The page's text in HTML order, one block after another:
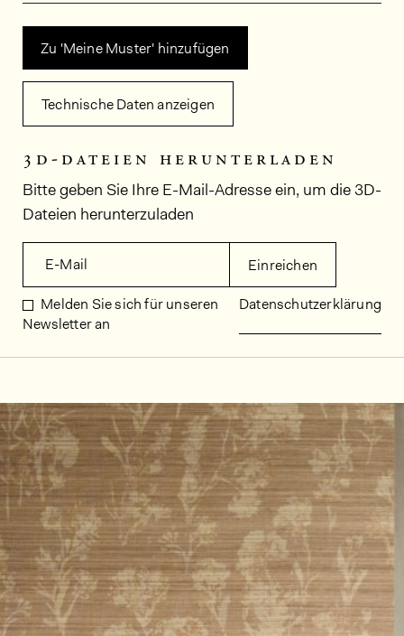
Zu 'Meine Muster' hinzufügen
Technische Daten anzeigen
3d-dateien herunterladen
Bitte geben Sie Ihre E-Mail-Adresse ein, um die 3D-
Dateien herunterzuladen
E-Mail Einreichen
Melden Sie sich für unseren
Newsletter an
Datenschutzerklärung